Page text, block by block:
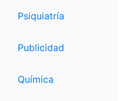
Psiquiatría
Publicidad
Química